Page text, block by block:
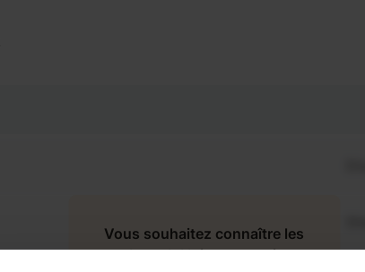
Vous souhaitez connaître les
disponibilités de Chloé ?